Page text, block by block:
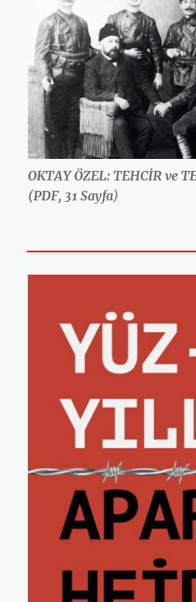
OKTAY ÖZEL: TEHCİR ve
(PDF, 31 Sayfa)